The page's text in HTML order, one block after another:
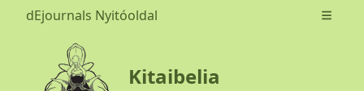
dEjournals Nyitóoldal Open
Kitaibelia